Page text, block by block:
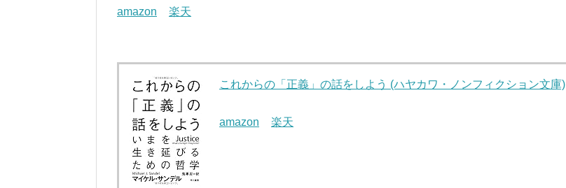
amazon
楽天
これからの「正義」の話をしよう (ハヤカワ・ノンフィクション文庫)
amazon 楽天